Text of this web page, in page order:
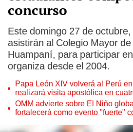
concurso
Este domingo 27 de
asistirán al Colegio Mayor
Huampaní, para participar
organiza desde el 2004.
Papa León XIV volverá al Perú
realizará visita apostólica en
OMM advierte sobre El Niño
fortalecerá como evento "fuerte"